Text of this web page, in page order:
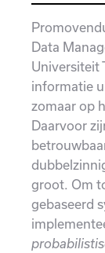
Data
Universiteit
informatie
zomaar op
Daarvoor
groot. Om
gebaseerd